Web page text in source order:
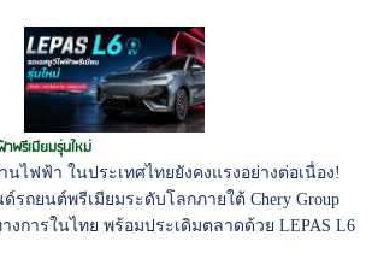
าพรีเมียมรุ่นใหม่
ไฟฟ้า ในประเทศไทยยังคงแรงอย่างต่อเนื่อง!
รถยนต์พรีเมียมระดับโลกภายใต้ Chery Group
งการในไทย พร้อมประเดิมตลาดด้วย LEPAS L6